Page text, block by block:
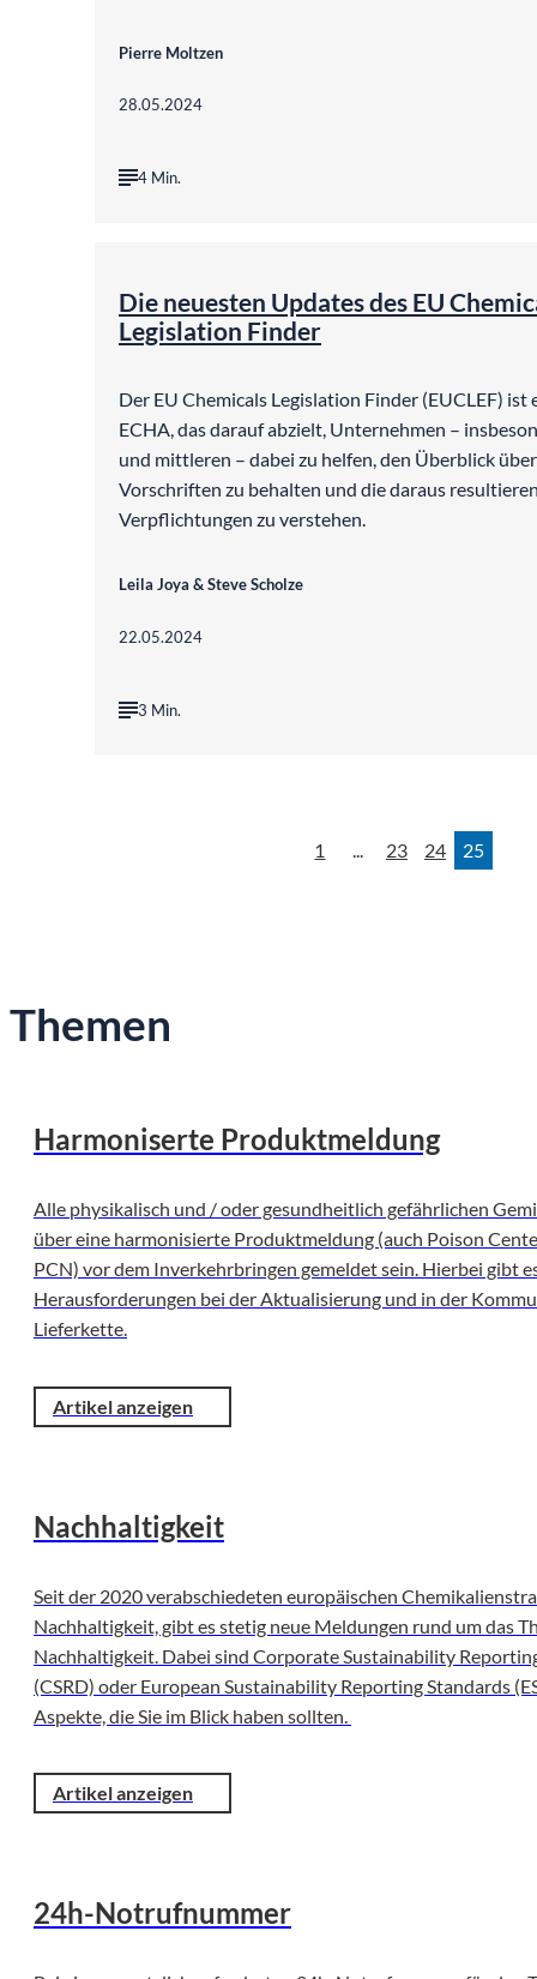
Pierre Moltzen
28.05.2024
4 Min.
Die neuesten Updates des EU
Legislation Finder
Der EU Chemicals Legislation Finder (EUCLEF) ist
ECHA, das darauf abzielt, Unternehmen –
und mittleren – dabei zu helfen, den Überblick
Vorschriften zu behalten und die daraus
Verpflichtungen zu verstehen.
Leila Joya & Steve Scholze
22.05.2024
3 Min.
1 ... 23 24 25
Themen
Harmoniserte Produktmeldung
Alle physikalisch und / oder gesundheitlich gefährlichen
über eine harmonisierte Produktmeldung (auch Poison
PCN) vor dem Inverkehrbringen gemeldet sein. Hierbei gibt
Herausforderungen bei der Aktualisierung und in der
Lieferkette.
Artikel anzeigen
Nachhaltigkeit
Seit der 2020 verabschiedeten europäischen
Nachhaltigkeit, gibt es stetig neue Meldungen rund um das
Nachhaltigkeit. Dabei sind Corporate Sustainability
(CSRD) oder European Sustainability Reporting Standards
Aspekte, die Sie im Blick haben sollten.
Artikel anzeigen
24h-Notrufnummer